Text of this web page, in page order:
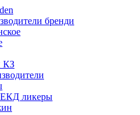
бренди
КЗ
ликеры